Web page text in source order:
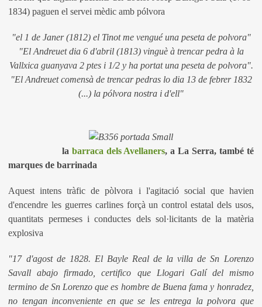
1834) paguen el servei mèdic amb pólvora
"el 1 de Janer (1812) el Tinot me vengué una peseta de polvora"
"El Andreuet dia 6 d'abril (1813) vinguè à trencar pedra à la
Vallxica guanyava 2 ptes i 1/2 y ha portat una peseta de polvora".
"El Andreuet comensà de trencar pedras lo dia 13 de febrer 1832
(...) la pólvora nostra i d'ell"
la barraca dels Avellaners, a La Serra, també té
marques de barrinada
Aquest intens tràfic de pòlvora i l'agitació social que havien
d'encendre les guerres carlines forçà un control estatal dels usos,
quantitats permeses i conductes dels sol·licitants de la matèria
explosiva
"17 d'agost de 1828. El Bayle Real de la villa de Sn Lorenzo
Savall abajo firmado, certifico que Llogari Galí del mismo
termino de Sn Lorenzo que es hombre de Buena fama y honradez,
no tengan inconveniente en que se les entrega la polvora que